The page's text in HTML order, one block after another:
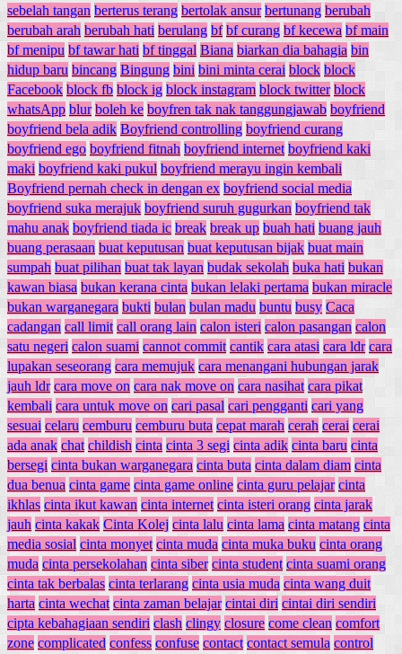
sebelah tangan berterus terang bertolak ansur bertunang berubah
berubah arah berubah hati berulang bf bf curang bf kecewa bf main
bf menipu bf tawar hati bf tinggal Biana biarkan dia bahagia bin
hidup baru bincang Bingung bini bini minta cerai block block
Facebook block fb block ig block instagram block twitter block
whatsApp blur boleh ke boyfren tak nak tanggungjawab boyfriend
boyfriend bela adik Boyfriend controlling boyfriend curang
boyfriend ego boyfriend fitnah boyfriend internet boyfriend kaki
maki boyfriend kaki pukul boyfriend merayu ingin kembali
Boyfriend pernah check in dengan ex boyfriend social media
boyfriend suka merajuk boyfriend suruh gugurkan boyfriend tak
mahu anak boyfriend tiada ic break break up buah hati buang jauh
buang perasaan buat keputusan buat keputusan bijak buat main
sumpah buat pilihan buat tak layan budak sekolah buka hati bukan
kawan biasa bukan kerana cinta bukan lelaki pertama bukan miracle
bukan warganegara bukti bulan bulan madu buntu busy Caca
cadangan call limit call orang lain calon isteri calon pasangan calon
satu negeri calon suami cannot commit cantik cara atasi cara ldr cara
lupakan seseorang cara memujuk cara menangani hubungan jarak
jauh ldr cara move on cara nak move on cara nasihat cara pikat
kembali cara untuk move on cari pasal cari pengganti cari yang
sesuai celaru cemburu cemburu buta cepat marah cerah cerai cerai
ada anak chat childish cinta cinta 3 segi cinta adik cinta baru cinta
bersegi cinta bukan warganegara cinta buta cinta dalam diam cinta
dua benua cinta game cinta game online cinta guru pelajar cinta
ikhlas cinta ikut kawan cinta internet cinta isteri orang cinta jarak
jauh cinta kakak Cinta Kolej cinta lalu cinta lama cinta matang cinta
media sosial cinta monyet cinta muda cinta muka buku cinta orang
muda cinta persekolahan cinta siber cinta student cinta suami orang
cinta tak berbalas cinta terlarang cinta usia muda cinta wang duit
harta cinta wechat cinta zaman belajar cintai diri cintai diri sendiri
cipta kebahagiaan sendiri clash clingy closure come clean comfort
zone complicated confess confuse contact contact semula control